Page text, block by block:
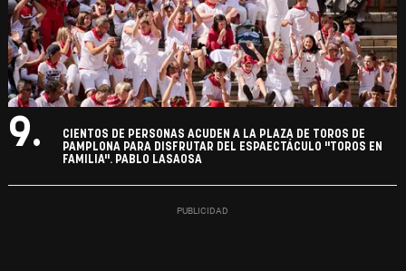
9.
CIENTOS DE PERSONAS ACUDEN A LA PLAZA DE TOROS DE
PAMPLONA PARA DISFRUTAR DEL ESPAECTÁCULO "TOROS EN
FAMILIA". PABLO LASAOSA